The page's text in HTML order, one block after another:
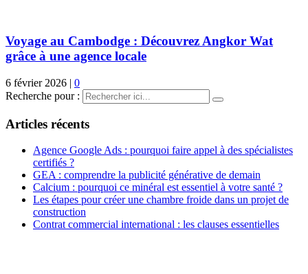
Voyage au Cambodge : Découvrez Angkor Wat
grâce à une agence locale
6 février 2026 | 0
Recherche pour :
Articles récents
Agence Google Ads : pourquoi faire appel à des spécialistes
certifiés ?
GEA : comprendre la publicité générative de demain
Calcium : pourquoi ce minéral est essentiel à votre santé ?
Les étapes pour créer une chambre froide dans un projet de
construction
Contrat commercial international : les clauses essentielles